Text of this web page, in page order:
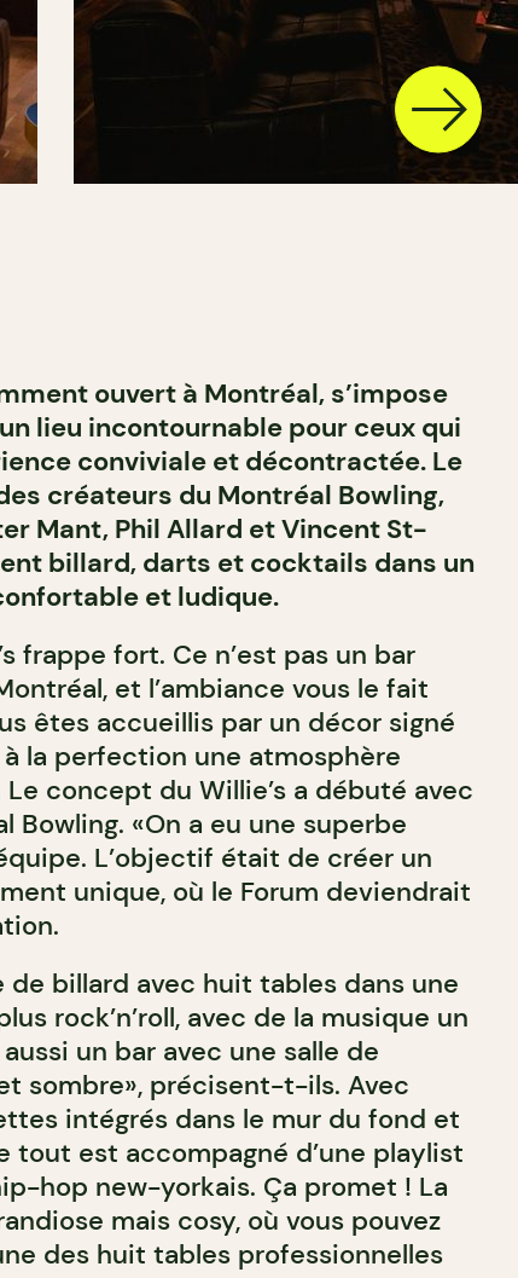
ouvert à Montréal, s’impose
lieu incontournable pour ceux qui
conviviale et décontractée. Le
créateurs du Montréal Bowling,
Mant, Phil Allard et Vincent St-
billard, darts et cocktails dans un
et ludique.
frappe fort. Ce n’est pas un bar
et l’ambiance vous le fait
êtes accueillis par un décor signé
la perfection une atmosphère
concept du Willie’s a débuté avec
Bowling. «On a eu une superbe
L’objectif était de créer un
unique, où le Forum deviendrait
de billard avec huit tables dans une
rock’n’roll, avec de la musique un
un bar avec une salle de
sombre», précisent-t-ils. Avec
intégrés dans le mur du fond et
tout est accompagné d’une playlist
hop new-yorkais. Ça promet ! La
mais cosy, où vous pouvez
des huit tables professionnelles